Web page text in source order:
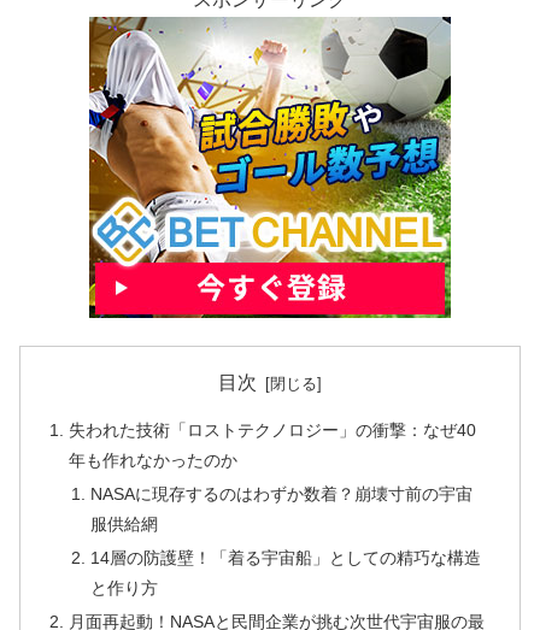
目次
失われた技術「ロストテクノロジー」の衝撃：なぜ40
年も作れなかったのか
NASAに現存するのはわずか数着？崩壊寸前の宇宙
服供給網
14層の防護壁！「着る宇宙船」としての精巧な構造
と作り方
月面再起動！NASAと民間企業が挑む次世代宇宙服の最